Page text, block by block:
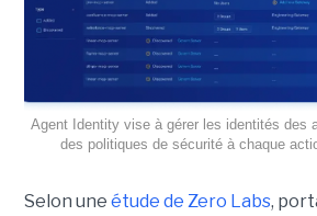
Agent Identity vise à gérer les identités des
des politiques de sécurité à chaque
Selon une étude de Zero Labs,